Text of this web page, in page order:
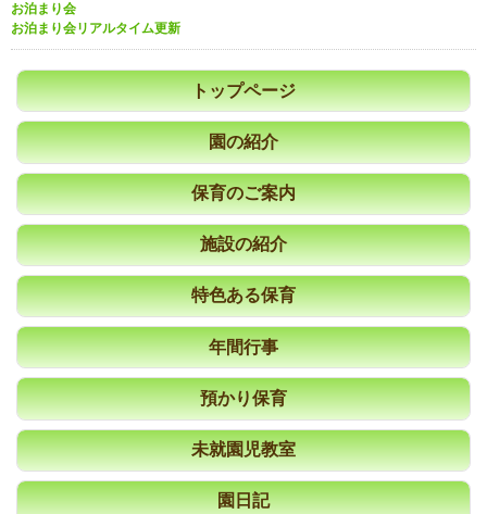
お泊まり会
お泊まり会リアルタイム更新
トップページ
園の紹介
保育のご案内
施設の紹介
特色ある保育
年間行事
預かり保育
未就園児教室
園日記